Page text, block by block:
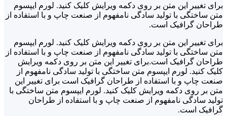
برای تغییر این متن بر روی دکمه ویرایش کلیک کنید. لورم ایپسوم
متن ساختگی با تولید سادگی نامفهوم از صنعت چاپ و با استفاده از
طراحان گرافیک است.
برای تغییر این متن بر روی دکمه ویرایش کلیک کنید. لورم ایپسوم
متن ساختگی با تولید سادگی نامفهوم از صنعت چاپ و با استفاده از
طراحان گرافیک است.برای تغییر این متن بر روی دکمه ویرایش
کلیک کنید. لورم ایپسوم متن ساختگی با تولید سادگی نامفهوم از
صنعت چاپ و با استفاده از طراحان گرافیک است برای تغییر این
متن بر روی دکمه ویرایش کلیک کنید. لورم ایپسوم متن ساختگی با
تولید سادگی نامفهوم از صنعت چاپ و با استفاده از طراحان
گرافیک است.